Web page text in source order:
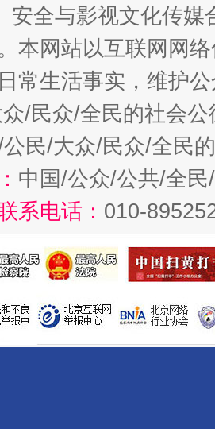
安全与影视文化传
本网站以互联网网
常生活事实，维护
/民众/全民的社会公
公民/大众/民众/全民
中国/公众/公共/全
系电话： 010-